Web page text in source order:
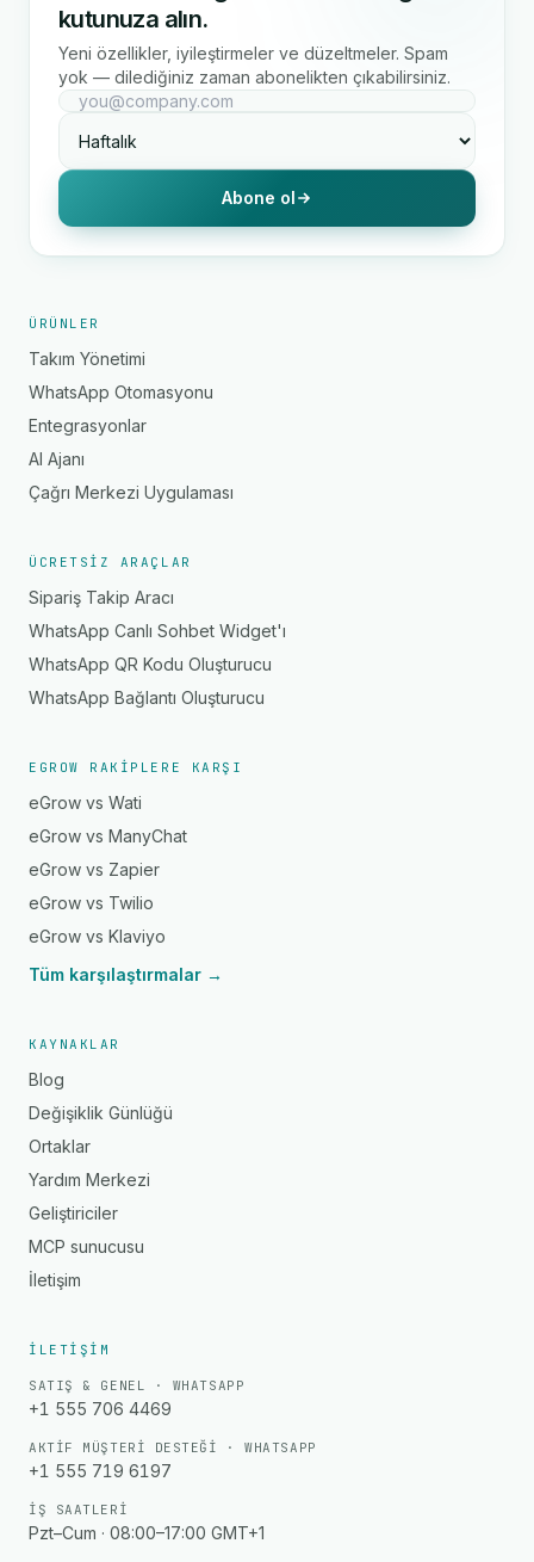
kutunuza alın.
Yeni özellikler, iyileştirmeler ve düzeltmeler. Spam
yok — dilediğiniz zaman abonelikten çıkabilirsiniz.
Abone ol
ÜRÜNLER
Takım Yönetimi
WhatsApp Otomasyonu
Entegrasyonlar
AI Ajanı
Çağrı Merkezi Uygulaması
ÜCRETSIZ ARAÇLAR
Sipariş Takip Aracı
WhatsApp Canlı Sohbet Widget'ı
WhatsApp QR Kodu Oluşturucu
WhatsApp Bağlantı Oluşturucu
EGROW RAKIPLERE KARŞI
eGrow vs Wati
eGrow vs ManyChat
eGrow vs Zapier
eGrow vs Twilio
eGrow vs Klaviyo
Tüm karşılaştırmalar →
KAYNAKLAR
Blog
Değişiklik Günlüğü
Ortaklar
Yardım Merkezi
Geliştiriciler
MCP sunucusu
İletişim
İLETIŞIM
SATIŞ & GENEL · WHATSAPP
+1 555 706 4469
AKTIF MÜŞTERI DESTEĞI · WHATSAPP
+1 555 719 6197
İŞ SAATLERI
Pzt–Cum · 08:00–17:00 GMT+1